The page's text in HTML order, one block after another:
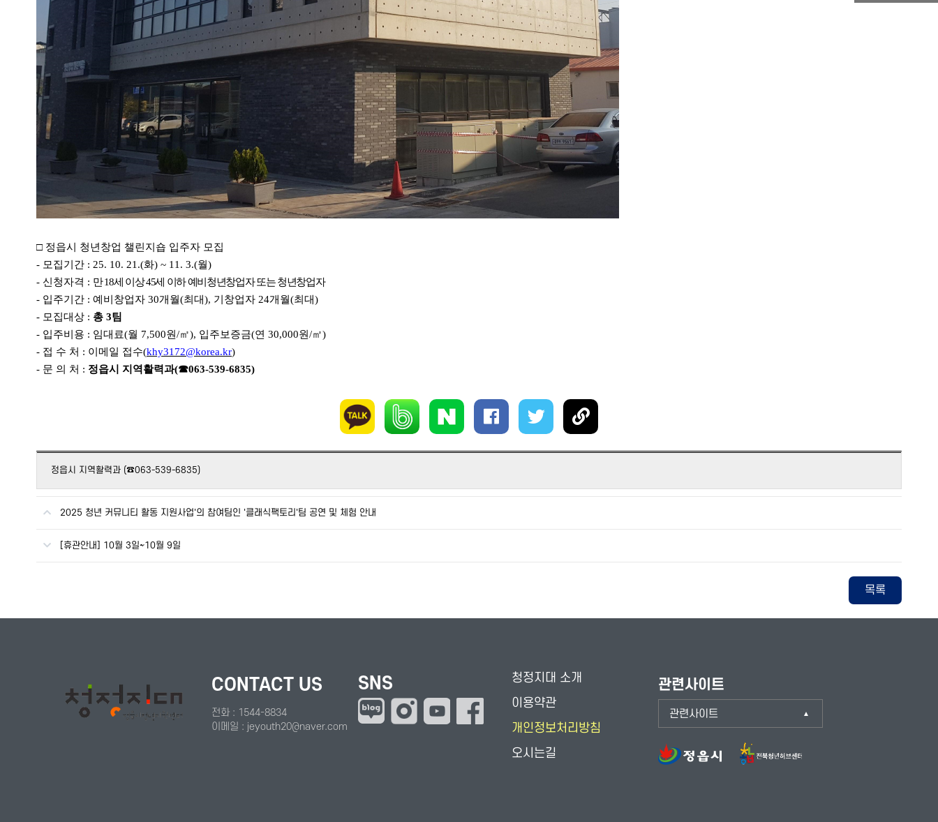
□ 정읍시 청년창업 챌린지숍 입주자 모집
- 모집기간 : 25. 10. 21.(화) ~ 11. 3.(월)
- 신청자격 : 만18세 이상45세 이하 예비청년창업자 또는 청년창업자
- 입주기간 : 예비창업자 30개월(최대), 기창업자 24개월(최대)
- 모집대상 : 총 3팀
- 입주비용 : 임대료(월 7,500원/㎡), 입주보증금(연 30,000원/㎡)
- 접 수 처 : 이메일 접수(khy3172@korea.kr)
- 문 의 처 : 정읍시 지역활력과(☎063-539-6835)
정읍시 지역활력과 (☎063-539-6835)
2025 청년 커뮤니티 활동 지원사업'의 참여팀인 '클래식팩토리'팀 공연 및 체험 안내
[휴관안내] 10월 3일~10월 9일
목록
CONTACT US
전화 : 1544-8834
이메일 : jeyouth20@naver.com
SNS
청정지대 소개
이용약관
개인정보처리방침
오시는길
관련사이트
관련사이트